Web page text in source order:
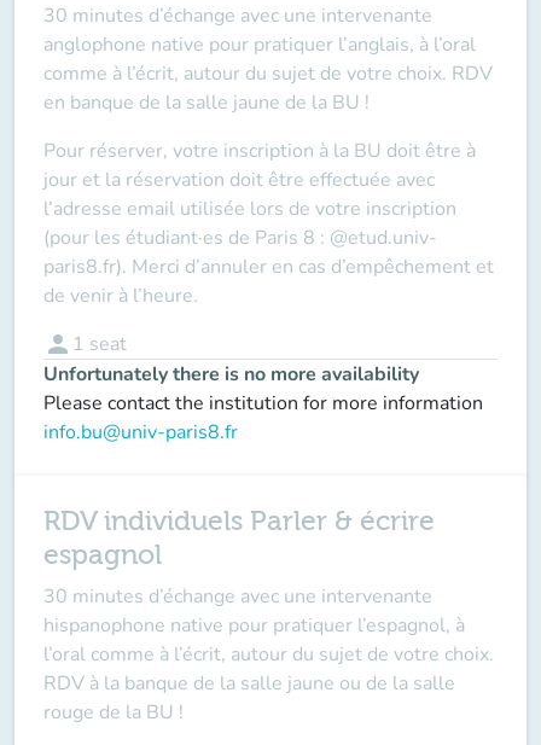
30 minutes d’échange avec une intervenante
anglophone native pour pratiquer l’anglais, à l’oral
comme à l’écrit, autour du sujet de votre choix. RDV
en banque de la salle jaune de la BU !
Pour réserver, votre inscription à la BU doit être à
jour et la réservation doit être effectuée avec
l’adresse email utilisée lors de votre inscription
(pour les étudiant·es de Paris 8 : @etud.univ-
paris8.fr). Merci d’annuler en cas d’empêchement et
de venir à l’heure.
person 1 seat
Unfortunately there is no more availability
Please contact the institution for more information
info.bu@univ-paris8.fr
RDV individuels Parler & écrire
espagnol
30 minutes d’échange avec une intervenante
hispanophone native pour pratiquer l’espagnol, à
l’oral comme à l’écrit, autour du sujet de votre choix.
RDV à la banque de la salle jaune ou de la salle
rouge de la BU !